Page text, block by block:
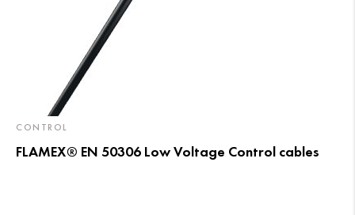
CONTROL
FLAMEX® EN 50306 Low Voltage Control cables